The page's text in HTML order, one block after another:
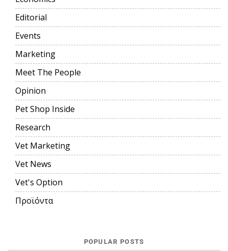
Editorial
Events
Marketing
Meet The People
Opinion
Pet Shop Inside
Research
Vet Marketing
Vet News
Vet's Option
Προϊόντα
POPULAR POSTS